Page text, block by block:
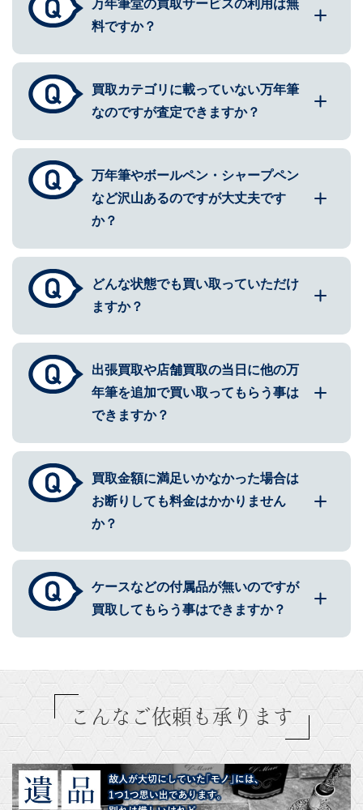
万年筆堂の買取サービスの利用は無
料ですか？
買取カテゴリに載っていない万年筆
なのですが査定できますか？
万年筆やボールペン・シャープペン
など沢山あるのですが大丈夫です
か？
どんな状態でも買い取っていただけ
ますか？
出張買取や店舗買取の当日に他の万
年筆を追加で買い取ってもらう事は
できますか？
買取金額に満足いかなかった場合は
お断りしても料金はかかりません
か？
ケースなどの付属品が無いのですが
買取してもらう事はできますか？
こんなご依頼も承ります